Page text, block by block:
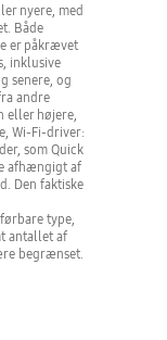
nyere, med
Både
er påkrævet
inklusive
senere, og
andre
eller højere,
Wi-Fi-driver:
som Quick
afhængigt af
Den faktiske
type,
antallet af
begrænset.